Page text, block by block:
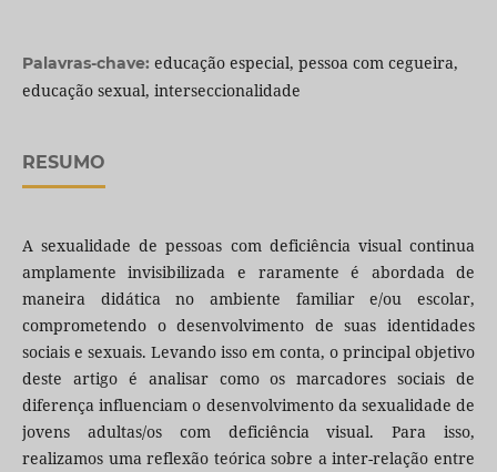
Palavras-chave: educação especial, pessoa com cegueira,
educação sexual, interseccionalidade
RESUMO
A sexualidade de pessoas com deficiência visual continua
amplamente invisibilizada e raramente é abordada de
maneira didática no ambiente familiar e/ou escolar,
comprometendo o desenvolvimento de suas identidades
sociais e sexuais. Levando isso em conta, o principal objetivo
deste artigo é analisar como os marcadores sociais de
diferença influenciam o desenvolvimento da sexualidade de
jovens adultas/os com deficiência visual. Para isso,
realizamos uma reflexão teórica sobre a inter-relação entre